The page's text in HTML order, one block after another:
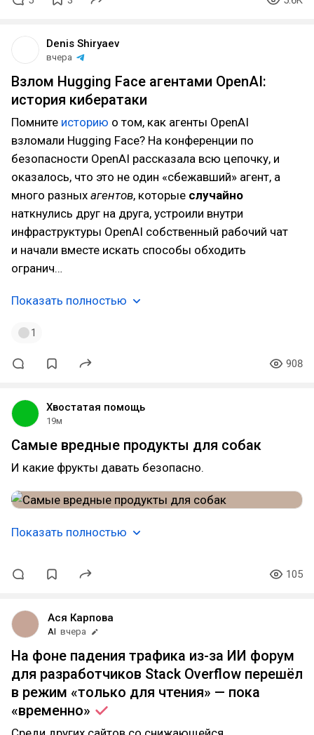
Denis Shiryaev
вчера
Взлом Hugging Face агентами OpenAI:
история кибератаки
Помните историю о том, как агенты OpenAI
взломали Hugging Face? На конференции по
безопасности OpenAI рассказала всю цепочку, и
оказалось, что это не один «сбежавший» агент, а
много разных агентов, которые случайно
наткнулись друг на друга, устроили внутри
инфраструктуры OpenAI собственный рабочий чат
и начали вместе искать способы обходить
огранич…
Показать полностью
1
908
Хвостатая помощь
19м
Самые вредные продукты для собак
И какие фрукты давать безопасно.
Показать полностью
105
Ася Карпова
AI вчера
На фоне падения трафика из-за ИИ форум
для разработчиков Stack Overflow перешёл
в режим «только для чтения» — пока
«временно»